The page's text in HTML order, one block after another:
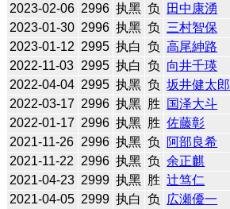
2023-02-06 2996 执黑 负 田中康湧
2023-01-30 2996 执黑 负 三村智保
2023-01-12 2995 执白 负 高尾紳路
2022-11-03 2995 执白 负 向井千瑛
2022-04-04 2995 执黑 负 坂井健太郎
2022-03-17 2996 执黑 胜 国泽大斗
2022-01-17 2996 执黑 胜 佐藤彰
2021-11-26 2996 执黑 负 阿部良希
2021-11-22
2996 执黑 负 余正麒
2021-04-23 2999 执黑 胜 辻笃仁
2021-04-05 2999 执白 负 広瀬優一